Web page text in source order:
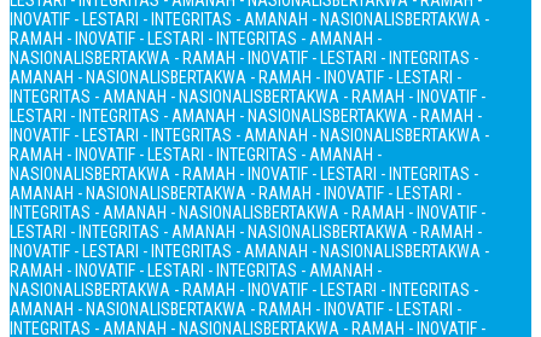
INOVATIF - LESTARI - INTEGRITAS - AMANAH - NASIONALISBERTAKWA -
RAMAH - INOVATIF - LESTARI - INTEGRITAS - AMANAH -
NASIONALISBERTAKWA - RAMAH - INOVATIF - LESTARI - INTEGRITAS -
AMANAH - NASIONALISBERTAKWA - RAMAH - INOVATIF - LESTARI -
INTEGRITAS - AMANAH - NASIONALISBERTAKWA - RAMAH - INOVATIF -
LESTARI - INTEGRITAS - AMANAH - NASIONALISBERTAKWA - RAMAH -
INOVATIF - LESTARI - INTEGRITAS - AMANAH - NASIONALISBERTAKWA -
RAMAH - INOVATIF - LESTARI - INTEGRITAS - AMANAH -
NASIONALISBERTAKWA - RAMAH - INOVATIF - LESTARI - INTEGRITAS -
AMANAH - NASIONALISBERTAKWA - RAMAH - INOVATIF - LESTARI -
INTEGRITAS - AMANAH - NASIONALISBERTAKWA - RAMAH - INOVATIF -
LESTARI - INTEGRITAS - AMANAH - NASIONALISBERTAKWA - RAMAH -
INOVATIF - LESTARI - INTEGRITAS - AMANAH - NASIONALISBERTAKWA -
RAMAH - INOVATIF - LESTARI - INTEGRITAS - AMANAH -
NASIONALISBERTAKWA - RAMAH - INOVATIF - LESTARI - INTEGRITAS -
AMANAH - NASIONALISBERTAKWA - RAMAH - INOVATIF - LESTARI -
INTEGRITAS - AMANAH - NASIONALISBERTAKWA - RAMAH - INOVATIF -